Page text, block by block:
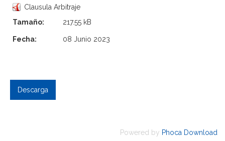
Clausula Arbitraje
Tamaño:
217.55 kB
Fecha: 08 Junio 2023
Powered by Phoca Download